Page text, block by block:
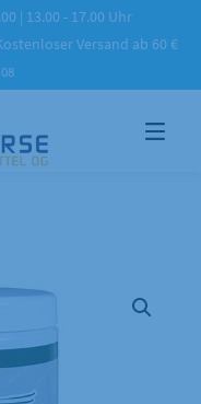
| 13.00 - 17.00 Uhr
Versand ab 60 €